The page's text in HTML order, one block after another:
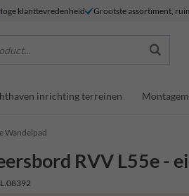
klanttevredenheid Grootste assortiment,
inrichting terreinen
Wandelpad
RVV L55e -